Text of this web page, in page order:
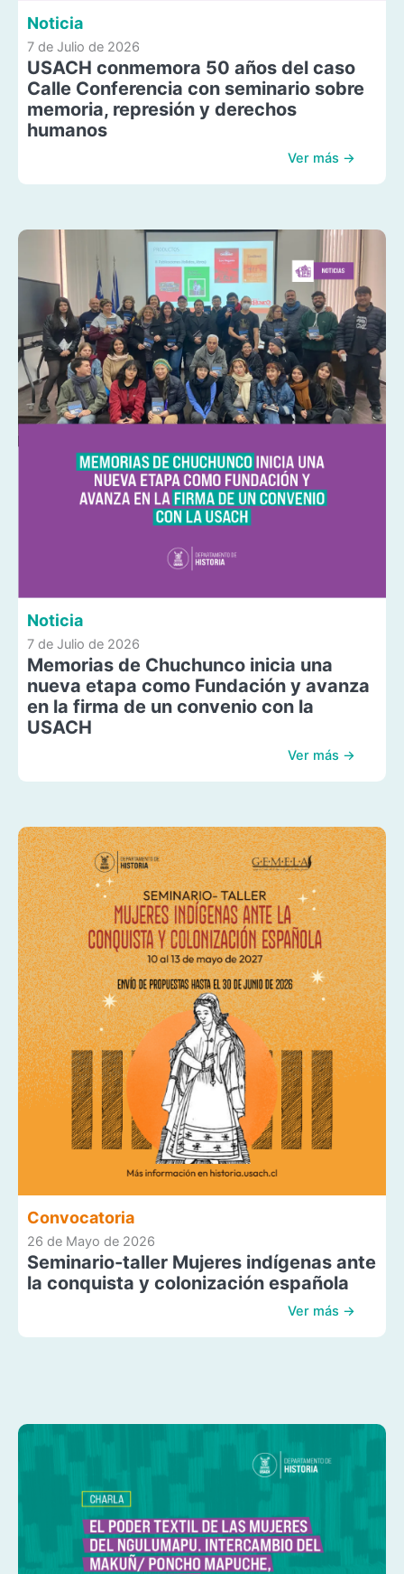
Noticia
7 de Julio de 2026
USACH conmemora 50 años del caso
Calle Conferencia con seminario sobre
memoria, represión y derechos
humanos
Ver más →
Noticia
7 de Julio de 2026
Memorias de Chuchunco inicia una
nueva etapa como Fundación y avanza
en la firma de un convenio con la
USACH
Ver más →
Convocatoria
26 de Mayo de 2026
Seminario-taller Mujeres indígenas ante
la conquista y colonización española
Ver más →